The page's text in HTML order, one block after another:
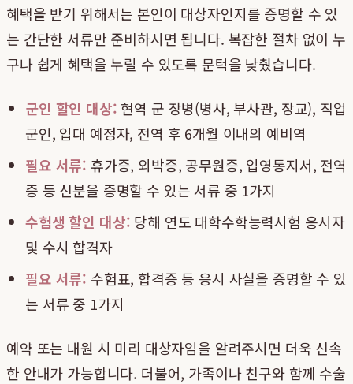
혜택을 받기 위해서는 본인이 대상자인지를 증명할 수 있
는 간단한 서류만 준비하시면 됩니다. 복잡한 절차 없이 누
구나 쉽게 혜택을 누릴 수 있도록 문턱을 낮췄습니다.
군인 할인 대상: 현역 군 장병(병사, 부사관, 장교), 직업
군인, 입대 예정자, 전역 후 6개월 이내의 예비역
필요 서류: 휴가증, 외박증, 공무원증, 입영통지서, 전역
증 등 신분을 증명할 수 있는 서류 중 1가지
수험생 할인 대상: 당해 연도 대학수학능력시험 응시자
및 수시 합격자
필요 서류: 수험표, 합격증 등 응시 사실을 증명할 수 있
는 서류 중 1가지
예약 또는 내원 시 미리 대상자임을 알려주시면 더욱 신속
한 안내가 가능합니다. 더불어, 가족이나 친구와 함께 수술